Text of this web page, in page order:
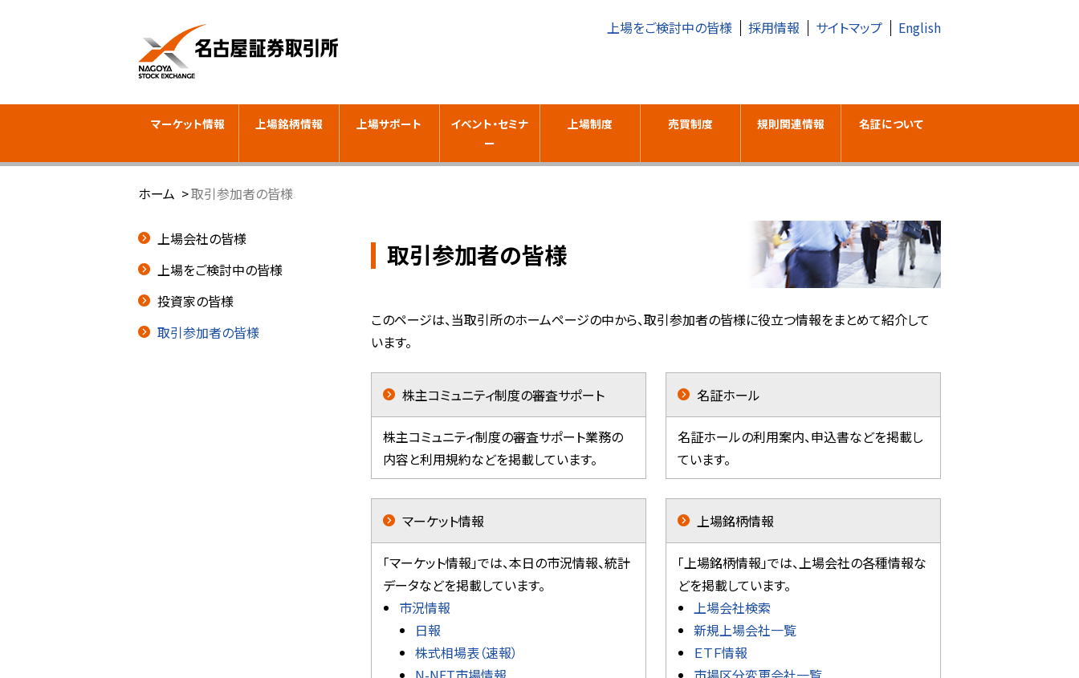
上場をご検討中の皆様 採用情報 サイトマップ English
マーケット情報 上場銘柄情報 上場サポート
イベント・セミナ
ー
上場制度 売買制度 規則関連情報 名証について
ホーム 取引参加者の皆様
取引参加者の皆様
このページは、当取引所のホームページの中から、取引参加者の皆様に役立つ情報をまとめて紹介して
います。
株主コミュニティ制度の審査サポート
株主コミュニティ制度の審査サポート業務の
内容と利用規約などを掲載しています。
名証ホール
名証ホールの利用案内、申込書などを掲載し
ています。
マーケット情報
「マーケット情報」では、本日の市況情報、統計
データなどを掲載しています。
市況情報
日報
株式相場表（速報）
上場銘柄情報
「上場銘柄情報」では、上場会社の各種情報な
どを掲載しています。
上場会社検索
新規上場会社一覧
ＥＴＦ情報
上場会社の皆様
上場をご検討中の皆様
投資家の皆様
取引参加者の皆様